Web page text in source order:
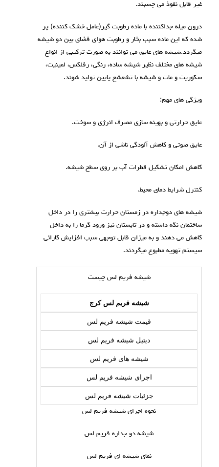
غیر قابل نفوذ می چسبند.
درون میله جداکننده با ماده رطوبت گير(عامل خشک کننده) پر
شده که این ماده سبب بخار و رطوبت هوای فضای بین دو شیشه
میگردد.شیشه های عایق می توانند به صورت ترکیبی از انواع
شیشه های مختلف نظیر شیشه ساده، رنگی، رفلکس، لمينيت،
سکوریت و مات و شیشه با تشعشع پایین تولید شوند.
ويژگی های مهم:
عايق حرارتی و بهینه سازی مصرف انرژی و سوخت.
عايق صوتی و کاهش آلودگی ناشی از آن.
کاهش امکان تشکیل قطرات آب بر روی سطح شیشه.
کنترل شرایط دمای محیط.
شیشه های دوجداره در زمستان حرارت بیشتری را در داخل
ساختمان نگه داشته و در تابستان نیز ورود گرما را به داخل
کاهش می دهند و به میزان قابل توجهی سبب افزایش کارائی
سیستم تهویه مطبوع میگردند.
شیشه فریم لس چیست
شیشه فریم لس کرج
قیمت شیشه فریم لس
دیتیل شیشه فریم لس
شیشه های فریم لس
اجرای شیشه فریم لس
جزئیات شیشه فریم لس
نحوه اجرای شیشه فریم لس
شیشه دو جداره فریم لس
نمای شیشه ای فریم لس